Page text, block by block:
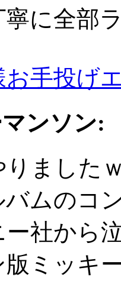
に全部
手投げ
ンソン:
ました
ムのコ
社から
版ミッキ